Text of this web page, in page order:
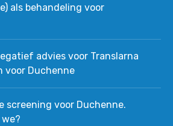
als behandeling voor
advies voor Translarna
voor Duchenne
screening voor Duchenne.